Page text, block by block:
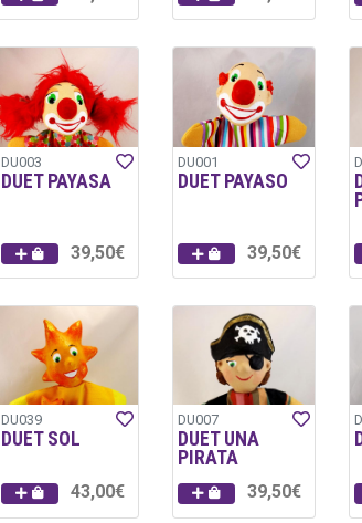
DU003
DUET PAYASA
39,50€
DU001
DUET PAYASO
39,50€
DU039
DUET SOL
43,00€
DU007
DUET UNA
PIRATA
39,50€